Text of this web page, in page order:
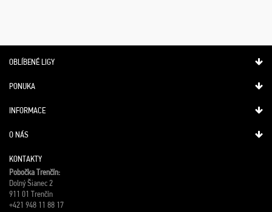
OBLÍBENÉ LIGY
PONUKA
INFORMACE
O NÁS
KONTAKTY
Pobočka Trenčín:
Dolný Šianec 2
911 01 Trenčín
+421 948 11 88 17